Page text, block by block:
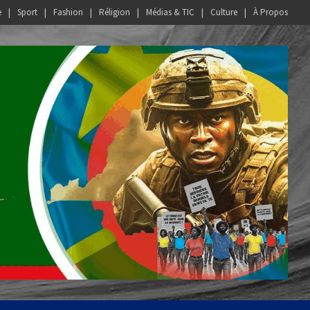
Sport Fashion Réligion Médias & TIC Culture À Propos